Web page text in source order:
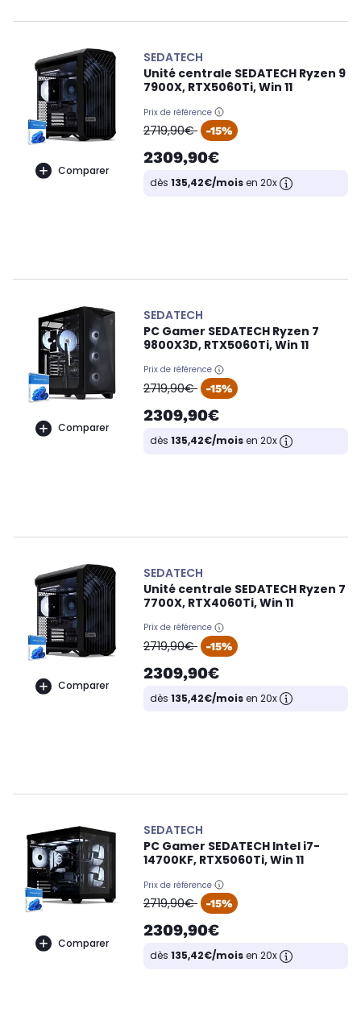
Comparer
SEDATECH
Unité centrale SEDATECH Ryzen 9
7900X, RTX5060Ti, Win 11
Prix de référence
oldPrice
2719,90€ -15%
2309,90€
dès 135,42€/moisen 20x
Comparer
SEDATECH
PC Gamer SEDATECH Ryzen 7
9800X3D, RTX5060Ti, Win 11
Prix de référence
oldPrice
2719,90€ -15%
2309,90€
dès 135,42€/moisen 20x
Comparer
SEDATECH
Unité centrale SEDATECH Ryzen 7
7700X, RTX4060Ti, Win 11
Prix de référence
oldPrice
2719,90€ -15%
2309,90€
dès 135,42€/moisen 20x
Comparer
SEDATECH
PC Gamer SEDATECH Intel i7-
14700KF, RTX5060Ti, Win 11
Prix de référence
oldPrice
2719,90€ -15%
2309,90€
dès 135,42€/moisen 20x